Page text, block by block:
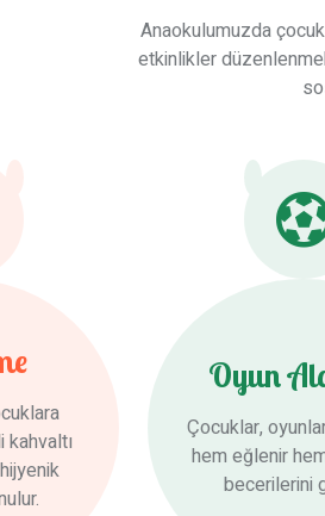
Anaokulumuzda
etkinlikler
kahvaltı
Oyun
Çocuklar,
hem eğlenir
becerilerini